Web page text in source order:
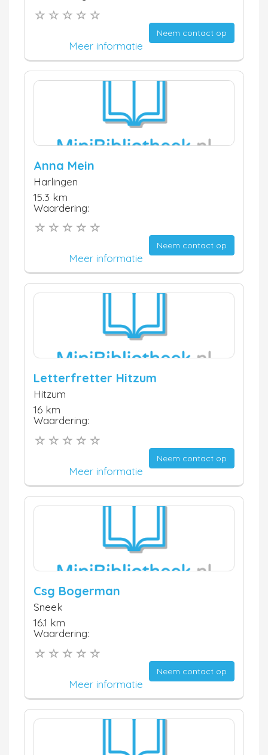
Neem contact op
Meer informatie
Anna Mein
Harlingen
15.3 km
Waardering:
Neem contact op
Meer informatie
Letterfretter Hitzum
Hitzum
16 km
Waardering:
Neem contact op
Meer informatie
Csg Bogerman
Sneek
16.1 km
Waardering:
Neem contact op
Meer informatie